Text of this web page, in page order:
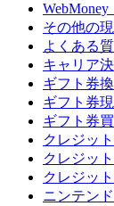
その他の
よくある
キャリア
ギフト券
ギフト券
ギフト券
クレジッ
クレジッ
クレジッ
ニンテン